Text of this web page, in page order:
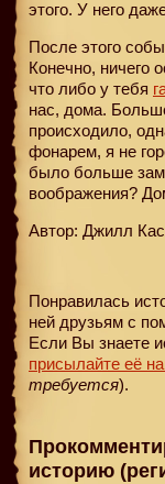
этого. У него
После этого
Конечно, ничего
что либо у тебя
нас, дома.
происходило,
фонарем, я не
было больше
воображения?
Автор: Джилл
Понравилась
ней друзьям с
Если Вы знаете
присылайте её
требуется).
историю